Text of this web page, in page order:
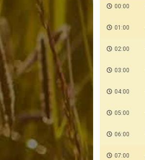
00:00
01:00
02:00
03:00
04:00
05:00
06:00
07:00